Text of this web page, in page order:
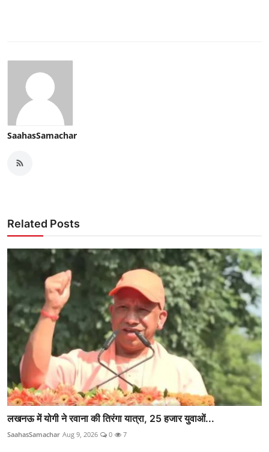
SaahasSamachar
Related Posts
लखनऊ में योगी ने रवाना की तिरंगा यात्रा, 25 हजार युवाओं...
SaahasSamachar Aug 9, 2026 0 7